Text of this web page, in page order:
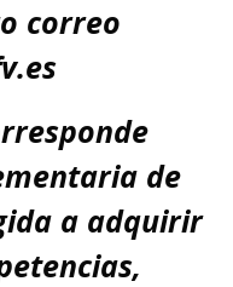
correo
de
a adquirir